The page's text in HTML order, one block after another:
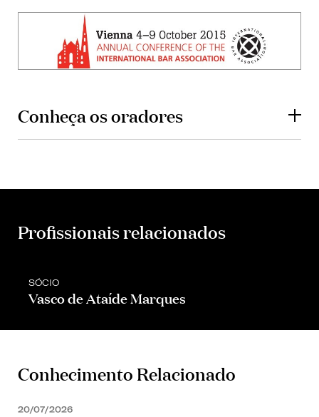
Conheça os oradores
Profissionais relacionados
SÓCIO
Vasco de Ataíde Marques
Conhecimento Relacionado
20/07/2026